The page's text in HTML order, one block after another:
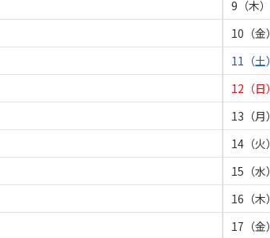
9（木）
10（金）
11（土）
12（日）
13（月）
14（火）
15（水）
16（木）
17（金）